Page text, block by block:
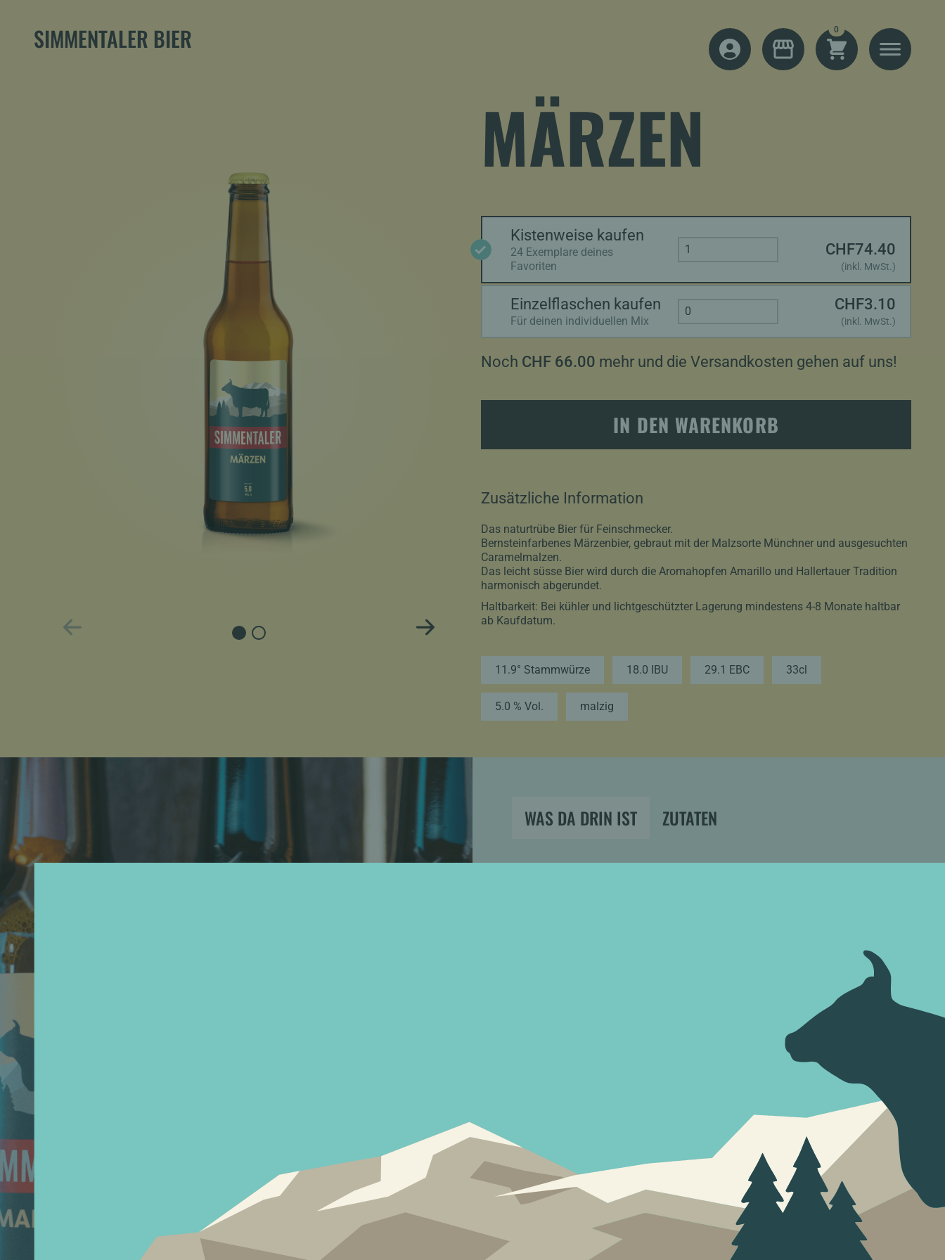
SIMMENTALER BIER LOG IN SHOP
SHOPPING CART
0 items
MENU
PREVIOUS NEXT
MÄRZEN
Kistenweise kaufen
24 Exemplare deines
Favoriten
Quantity CHF74.40
(inkl. MwSt.)
Einzelflaschen kaufen
Für deinen individuellen Mix Quantity
CHF3.10
(inkl. MwSt.)
Noch CHF 66.00 mehr und die Versandkosten gehen auf uns!
IN DEN WARENKORB
Zusätzliche Information
Das naturtrübe Bier für Feinschmecker.
Bernsteinfarbenes Märzenbier, gebraut mit der Malzsorte Münchner und ausgesuchten
Caramelmalzen.
Das leicht süsse Bier wird durch die Aromahopfen Amarillo und Hallertauer Tradition
harmonisch abgerundet.
Haltbarkeit: Bei kühler und lichtgeschützter Lagerung mindestens 4-8 Monate haltbar
ab Kaufdatum.
11.9° Stammwürze 18.0 IBU 29.1 EBC 33cl
5.0 % Vol. malzig
WAS DA DRIN IST ZUTATEN
Weil sich der Geschmack unserer Biere nicht hinter
künstlichen Zusatzstoffen verstecken muss.
Wenn man Regionalität schmecken könnte, wäre
dies eine Geschmacksexplosion: Unser Bergwasser
wird ohne Umwege direkt in unsere Braukessel
Lokaler Qualitätshopfen
Unsere Biere enthalten auch Hopfen aus eigenem
Anbau im Saanenland und Simmental. Swiss made
– und handverlesen.